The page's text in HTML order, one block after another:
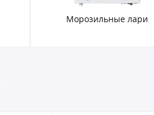
Морозильные лари